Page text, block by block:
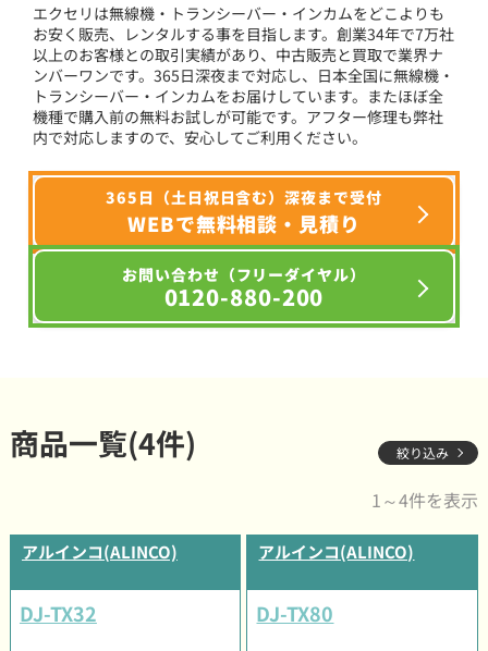
エクセリは無線機・トランシーバー・インカムをどこよりも
お安く販売、レンタルする事を目指します。創業34年で7万社
以上のお客様との取引実績があり、中古販売と買取で業界ナ
ンバーワンです。365日深夜まで対応し、日本全国に無線機・
トランシーバー・インカムをお届けしています。またほぼ全
機種で購入前の無料お試しが可能です。アフター修理も弊社
内で対応しますので、安心してご利用ください。
365日（土日祝日含む）深夜まで受付
WEBで無料相談・見積り
お問い合わせ（フリーダイヤル）
0120-880-200
商品一覧(4件) 絞り込み
1～4件を表示
アルインコ(ALINCO)
DJ-TX32
アルインコ(ALINCO)
DJ-TX80